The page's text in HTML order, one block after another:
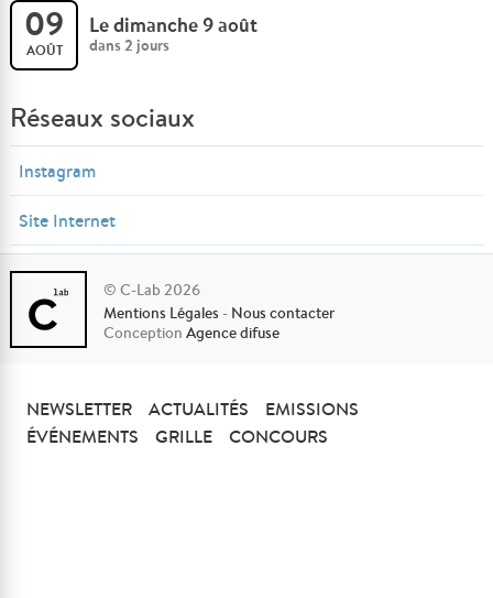
09
AOÛT
Le dimanche 9 août
dans 2 jours
Réseaux sociaux
Instagram
Site Internet
© C-Lab 2026
Mentions Légales - Nous contacter
ConceptionAgence difuse
NEWSLETTER ACTUALITÉS
EMISSIONS
ÉVÉNEMENTS
GRILLE CONCOURS